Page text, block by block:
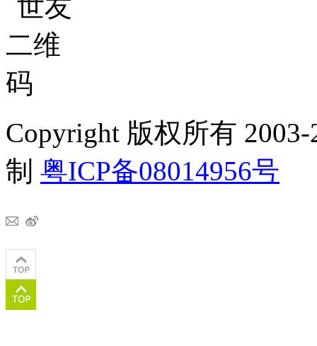
Copyright 版权所有
制 粤ICP备08014956号